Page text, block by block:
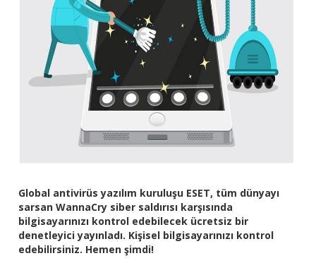
Global antivirüs yazılım kuruluşu ESET, tüm dünyayı
sarsan WannaCry siber saldırısı karşısında
bilgisayarınızı kontrol edebilecek ücretsiz bir
denetleyici yayınladı. Kişisel bilgisayarınızı kontrol
edebilirsiniz. Hemen şimdi!